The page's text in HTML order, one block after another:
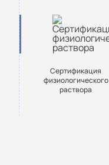
Сертификация
физиологического
раствора